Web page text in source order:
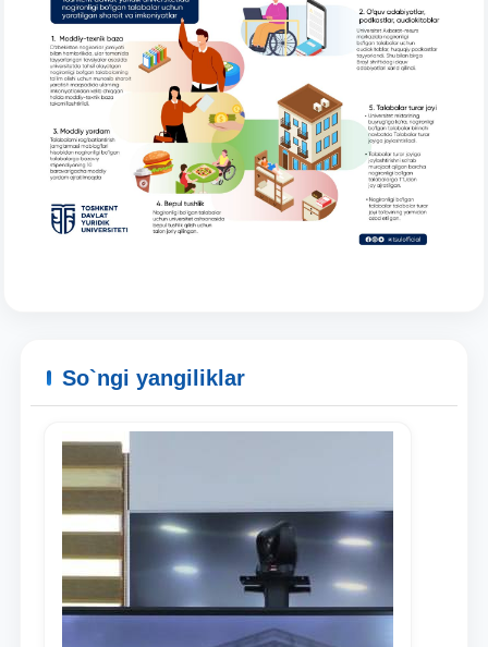
So`ngi yangiliklar